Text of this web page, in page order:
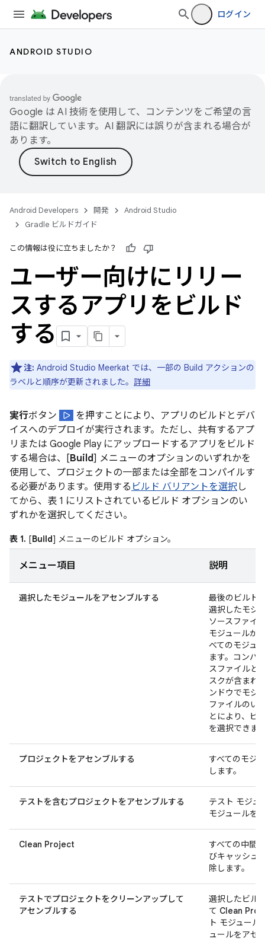
ログイン
ANDROID STUDIO
Google は AI 技術を使用して、コンテンツをご希望の言
語に翻訳しています。AI 翻訳には誤りが含まれる場合が
あります。
Android Developers 開発
Android Studio
Gradle ビルドガイド
この情報は役に立ちましたか？
ユーザー向けにリリー
スするアプリをビルド
する
注: Android Studio Meerkat では、一部の Build アクションの
ラベルと順序が更新されました。 詳細
実行ボタン
を押すことにより、アプリのビルドとデバ
イスへのデプロイが実行されます。ただし、共有するアプ
リまたは Google Play にアップロードするアプリをビルド
する場合は、[Build] メニューのオプションのいずれかを
使用して、プロジェクトの一部または全部をコンパイルす
る必要があります。使用する ビルド バリアントを選択し
てから、表 1 にリストされているビルド オプションのい
ずれかを選択してください。
表 1. [Build] メニューのビルド オプション。
メニュー項目 説明
選択したモジュールをアセンブルする
最後のビルド
選択したモジ
ソースファイ
モジュールが
べてのモジュ
ます。コンパ
スファイルと
スクが含まれ
ンドウでモジ
ファイルのい
とにより、ビ
を選択できま
プロジェクトをアセンブルする
すべてのモジ
します。
テストを含むプロジェクトをアセンブルする
テスト モジュ
モジュールを
Clean Project
すべての中間
びキャッシュ
除します。
テストでプロジェクトをクリーンアップして
アセンブルする
選択したビル
て Clean
ト モジュール
ュールをアセ